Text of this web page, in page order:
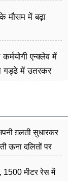
मौसम में बढ़ा
एन्क्लेव में
गड्ढे में उतरकर
ग़लती सुधारकर
ऊना दलितों पर
1500 मीटर रेस में